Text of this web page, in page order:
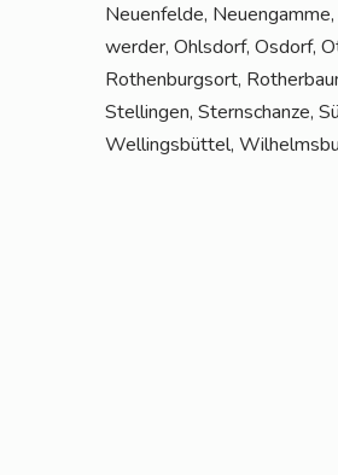
Neu­en­fel­de,
wer­der, Ohls­dorf, Osdorf,
Rothen­burg­sort,
Stel­lin­gen, Stern­schan­ze,
Wel­lings­büt­tel,